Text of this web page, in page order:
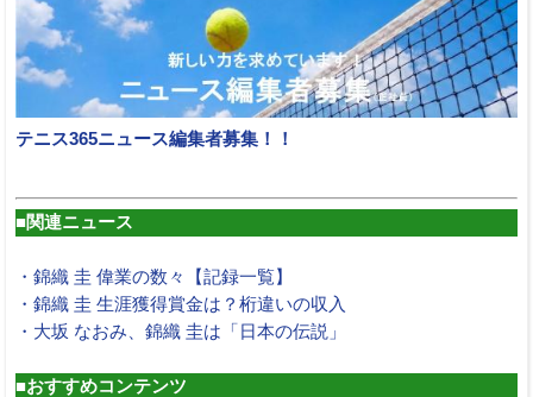
テニス365ニュース編集者募集！！
■関連ニュース
・錦織 圭 偉業の数々【記録一覧】
・錦織 圭 生涯獲得賞金は？桁違いの収入
・大坂 なおみ、錦織 圭は「日本の伝説」
■おすすめコンテンツ